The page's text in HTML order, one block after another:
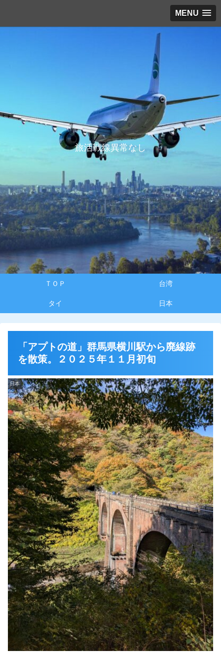
MENU
旅活戦線異常なし
ＴＯＰ 台湾
タイ 日本
「アプトの道」群馬県横川駅から廃線跡
を散策。２０２５年１１月初旬
日本